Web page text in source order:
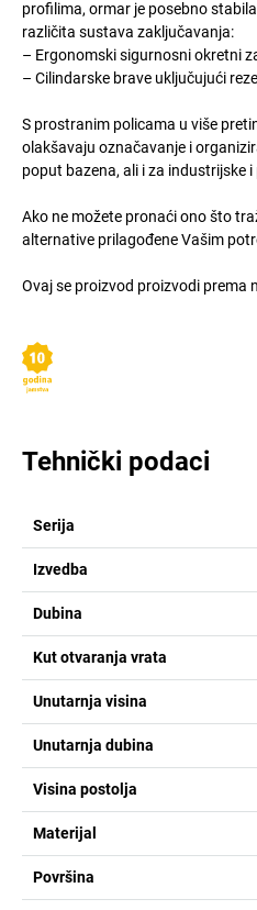
profilima, ormar je posebno
različita sustava zaključavanja:
– Ergonomski sigurnosni okretni
– Cilindarske brave uključujući
S prostranim policama u više
olakšavaju označavanje i
poput bazena, ali i za industrijske
Ako ne možete pronaći ono što
alternative prilagođene Vašim
Ovaj se proizvod proizvodi prema
Tehnički podaci
Serija
Izvedba
Dubina
Kut otvaranja vrata
Unutarnja visina
Unutarnja dubina
Visina postolja
Materijal
Površina